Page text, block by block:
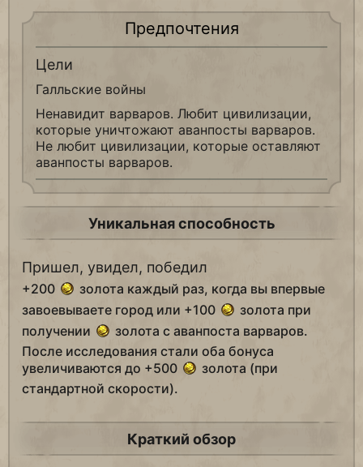
Предпочтения
Цели
Галльские войны
Ненавидит варваров. Любит цивилизации,
которые уничтожают аванпосты варваров.
Не любит цивилизации, которые оставляют
аванпосты варваров.
Уникальная способность
Пришел, увидел, победил
+200
золота каждый раз, когда вы впервые
завоевываете город или +100
золота при
получении
золота с аванпоста варваров.
После исследования стали оба бонуса
увеличиваются до +500
золота (при
стандартной скорости).
Краткий обзор